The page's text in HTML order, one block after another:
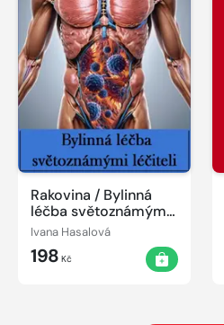
Rakovina / Bylinná
léčba světoznámými
léčiteli
Ivana Hasalová
198 Kč